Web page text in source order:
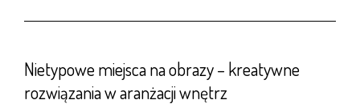
Nietypowe miejsca na obrazy – kreatywne
rozwiązania w aranżacji wnętrz